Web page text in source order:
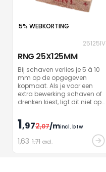
5% WEBKORTING
25125IV
RNG 25X125MM
Bij schaven verlies je 5 à 10
mm op de opgegeven
kopmaat. Als je voor een
extra bewerking schaven of
drenken kiest, ligt dit niet op
hoogte van zodra je hout
bewerkt is.
1,972,07/mincl. btw
1,63 1.71 excl.